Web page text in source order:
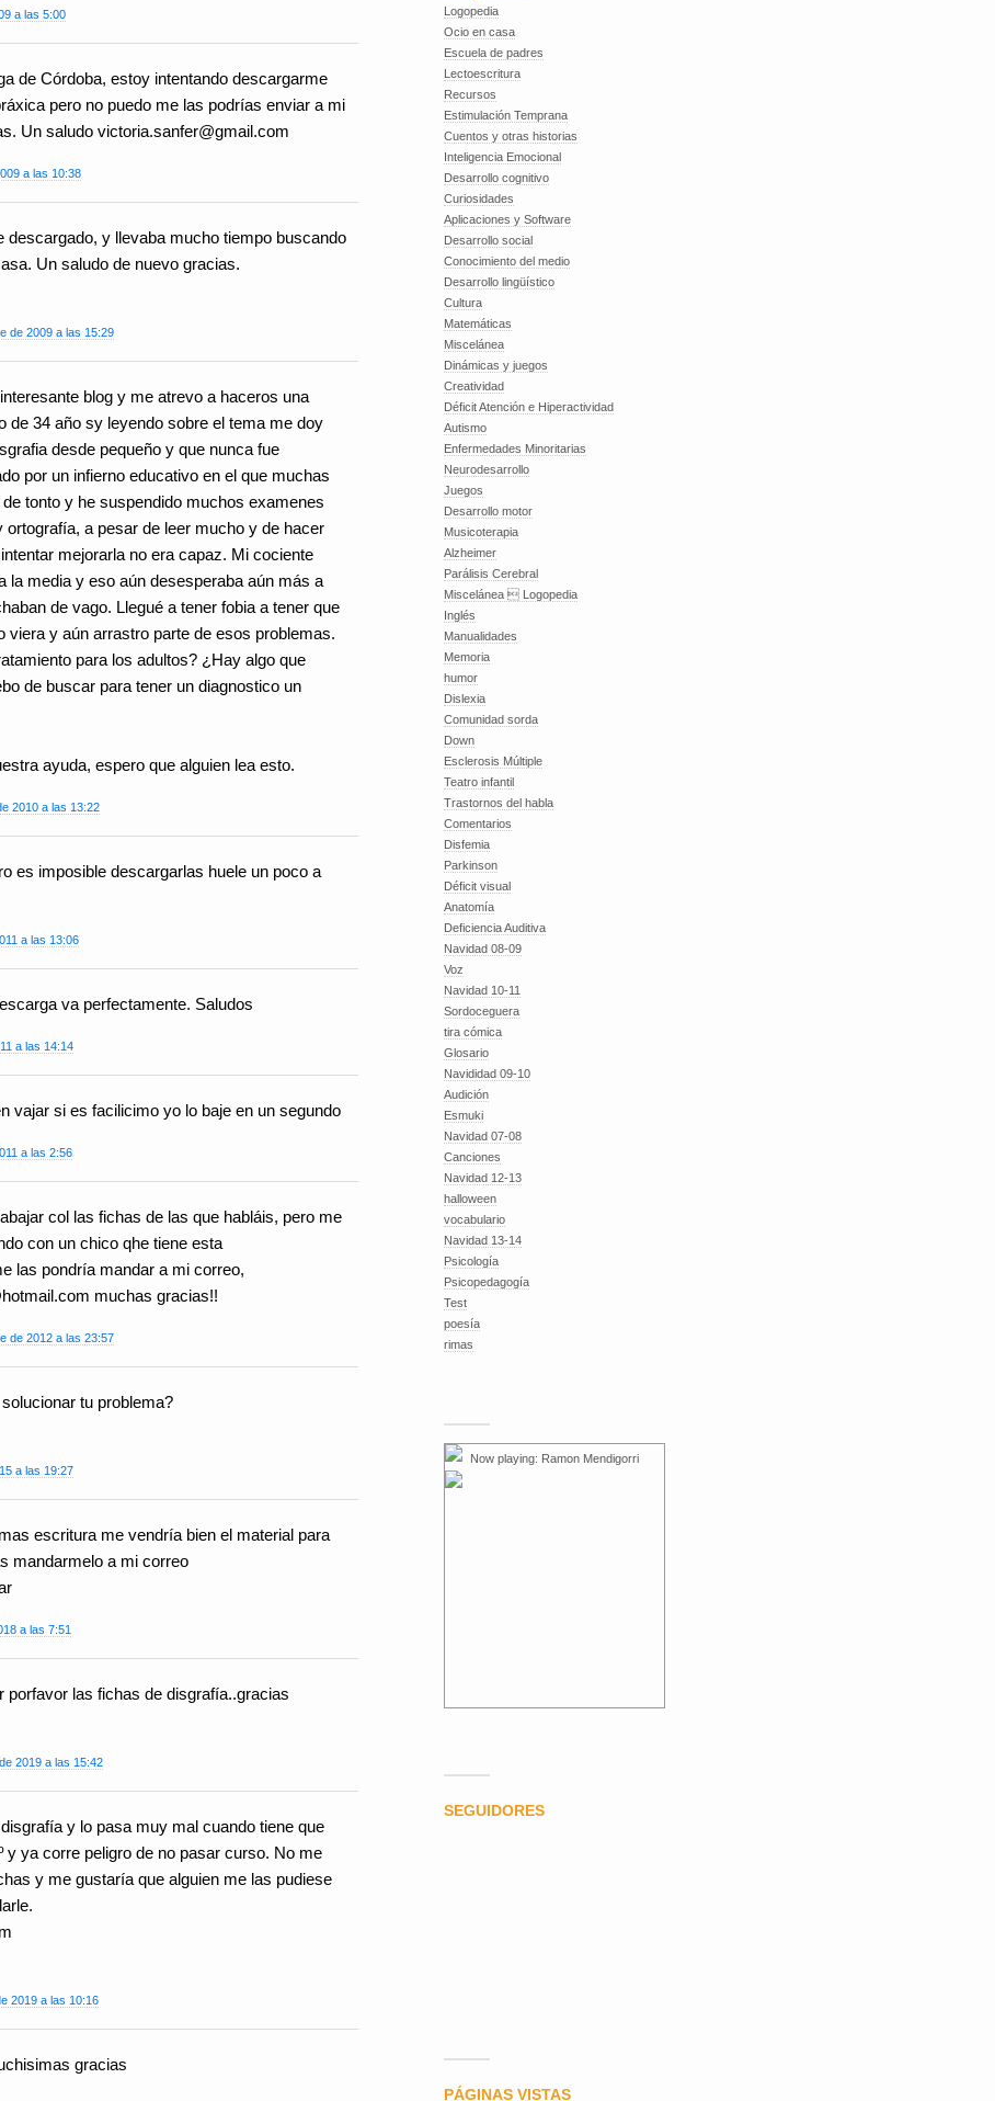
a las 5:00
de Córdoba, estoy intentando descargarme
pero no puedo me las podrías enviar a mi
Un saludo victoria.sanfer@gmail.com
a las 10:38
descargado, y llevaba mucho tiempo buscando
Un saludo de nuevo gracias.
de 2009 a las 15:29
blog y me atrevo a haceros una
de 34 año sy leyendo sobre el tema me doy
desde pequeño y que nunca fue
por un infierno educativo en el que muchas
tonto y he suspendido muchos examenes
ortografía, a pesar de leer mucho y de hacer
mejorarla no era capaz. Mi cociente
la media y eso aún desesperaba aún más a
de vago. Llegué a tener fobia a tener que
viera y aún arrastro parte de esos problemas.
para los adultos? ¿Hay algo que
de buscar para tener un diagnostico un
ayuda, espero que alguien lea esto.
2010 a las 13:22
es imposible descargarlas huele un poco a
a las 13:06
va perfectamente. Saludos
a las 14:14
vajar si es facilicimo yo lo baje en un segundo
a las 2:56
col las fichas de las que habláis, pero me
con un chico qhe tiene esta
las pondría mandar a mi correo,
muchas gracias!!
de 2012 a las 23:57
tu problema?
a las 19:27
escritura me vendría bien el material para
mandarmelo a mi correo
a las 7:51
porfavor las fichas de disgrafía..gracias
2019 a las 15:42
y lo pasa muy mal cuando tiene que
y ya corre peligro de no pasar curso. No me
y me gustaría que alguien me las pudiese
2019 a las 10:16
gracias
Logopedia
Ocio en casa
Escuela de padres
Lectoescritura
Recursos
Estimulación Temprana
Cuentos y otras historias
Inteligencia Emocional
Desarrollo cognitivo
Curiosidades
Aplicaciones y Software
Desarrollo social
Conocimiento del medio
Desarrollo lingüístico
Cultura
Matemáticas
Miscelánea
Dinámicas y juegos
Creatividad
Déficit Atención e Hiperactividad
Autismo
Enfermedades Minoritarias
Neurodesarrollo
Juegos
Desarrollo motor
Musicoterapia
Alzheimer
Parálisis Cerebral
Miscelánea  Logopedia
Inglés
Manualidades
Memoria
humor
Dislexia
Comunidad sorda
Down
Esclerosis Múltiple
Teatro infantil
Trastornos del habla
Comentarios
Disfemia
Parkinson
Déficit visual
Anatomía
Deficiencia Auditiva
Navidad 08-09
Voz
Navidad 10-11
Sordoceguera
tira cómica
Glosario
Navididad 09-10
Audición
Esmuki
Navidad 07-08
Canciones
Navidad 12-13
halloween
vocabulario
Navidad 13-14
Psicología
Psicopedagogía
Test
poesía
rimas
Now playing: Ramon Mendigorri
SEGUIDORES
PÁGINAS VISTAS